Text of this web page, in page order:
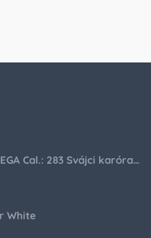
Ritkaság! Acél OMEGA Cal.: 283 Svájci karóra 1953-ból!
White